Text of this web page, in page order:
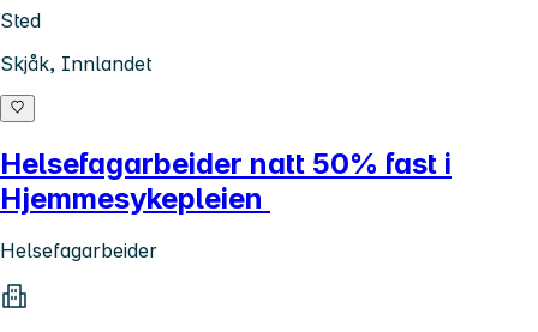
Sted
Skjåk, Innlandet
Helsefagarbeider natt 50% fast i
Hjemmesykepleien
Helsefagarbeider